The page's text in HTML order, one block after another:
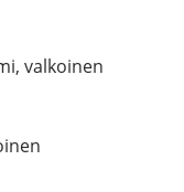
valkoinen